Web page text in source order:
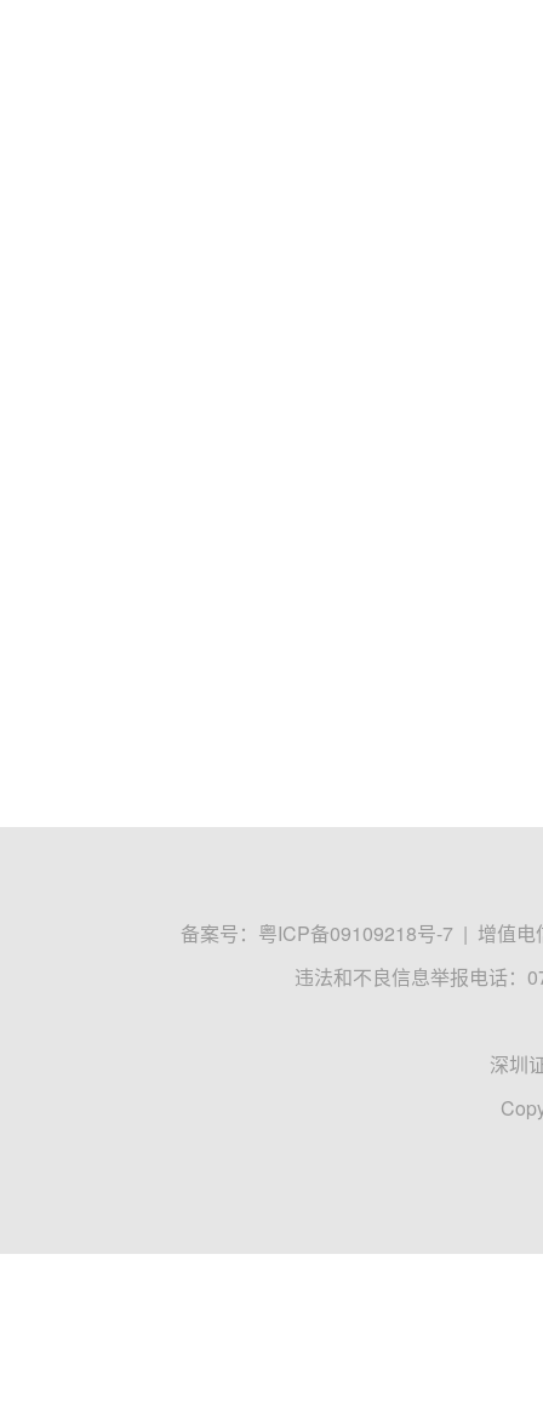
备案号： 粤ICP备09109218号-7 | 增值电
违法和不良信息举报电话：
深圳